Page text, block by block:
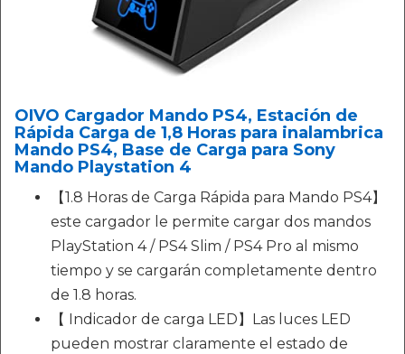
OIVO Cargador Mando PS4, Estación de
Rápida Carga de 1,8 Horas para inalambrica
Mando PS4, Base de Carga para Sony
Mando Playstation 4
【1.8 Horas de Carga Rápida para Mando PS4】
este cargador le permite cargar dos mandos
PlayStation 4 / PS4 Slim / PS4 Pro al mismo
tiempo y se cargarán completamente dentro
de 1.8 horas.
【 Indicador de carga LED】Las luces LED
pueden mostrar claramente el estado de